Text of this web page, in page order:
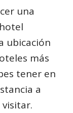
una
ubicación
más
tener en
a